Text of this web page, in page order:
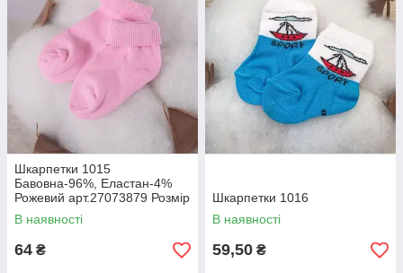
Шкарпетки 1015
Бавовна-96%, Еластан-4%
Рожевий арт.27073879 Розмір
10-12(р)
В наявності
64 ₴
Шкарпетки 1016
В наявності
59,50 ₴